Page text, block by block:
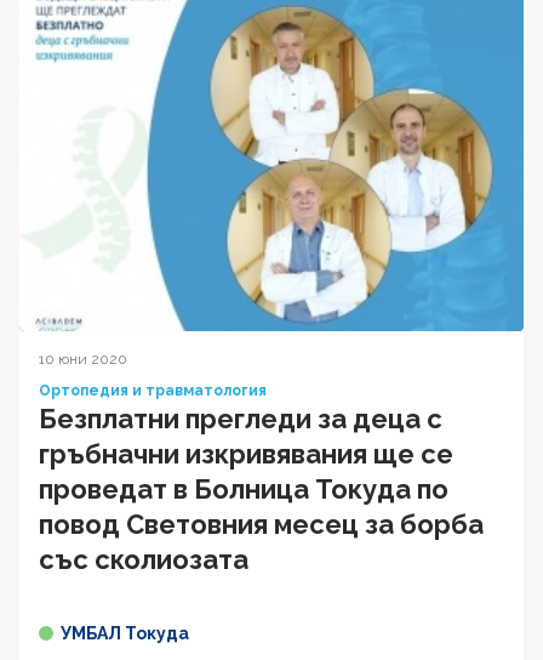
10 юни 2020
Ортопедия и травматология
Безплатни прегледи за деца с
гръбначни изкривявания ще се
проведат в Болница Токуда по
повод Световния месец за борба
със сколиозата
УМБАЛ Токуда